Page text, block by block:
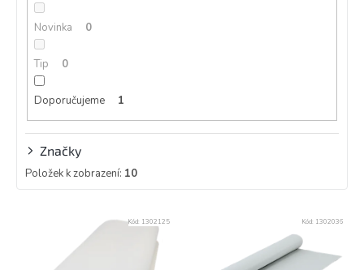
Novinka 0
Tip 0
Doporučujeme 1
Značky
Položek k zobrazení: 10
Kód: 1302125 Kód: 1302036